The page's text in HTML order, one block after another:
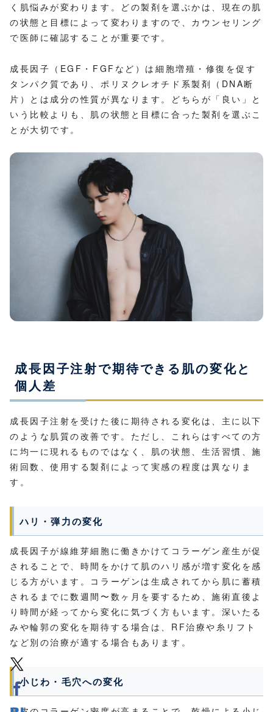
く肌悩みが変わります。どの製剤を選ぶかは、現在の肌
の状態と目標によって変わりますので、カウンセリング
で医師に確認することが重要です。
成長因子（EGF・FGFなど）は細胞増殖・修復を促す
タンパク質であり、ポリヌクレオチド系製剤（DNA断
片）とは成分の性質が異なります。どちらが「良い」と
いう比較よりも、肌の状態と目標に合った製剤を選ぶこ
とが大切です。
成長因子注射で期待できる肌の変化と
個人差
成長因子注射を受けた後に期待される変化は、主に以下
のような肌質の改善です。ただし、これらはすべての方
に均一に現れるものではなく、肌の状態、生活習慣、施
術回数、使用する製剤によって実感の程度は異なりま
す。
ハリ・弾力の変化
成長因子が線維芽細胞に働きかけてコラーゲン産生が促
されることで、時間をかけて肌のハリ感が増す変化を感
じる方がいます。コラーゲンは生成されてから肌に蓄積
されるまでに数週間〜数ヶ月を要するため、施術直後よ
り時間が経ってから変化に気づく方もいます。深いたる
みや輪郭の変化を期待する場合は、RF治療や糸リフト
など別の治療が適する場合もあります。
小じわ・毛穴への変化